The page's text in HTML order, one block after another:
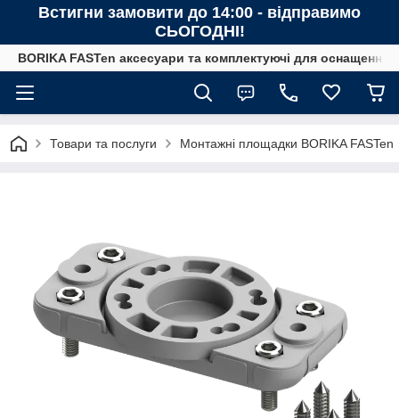
Встигни замовити до 14:00 - відправимо
СЬОГОДНІ!
BORIKA FASTen аксесуари та комплектуючі для оснащення
Товари та послуги Монтажні площадки BORIKA FASTen